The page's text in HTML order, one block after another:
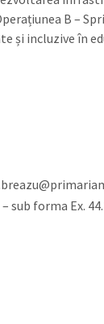
B –
și incluzive în
forma Ex.